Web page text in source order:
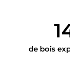
de bois